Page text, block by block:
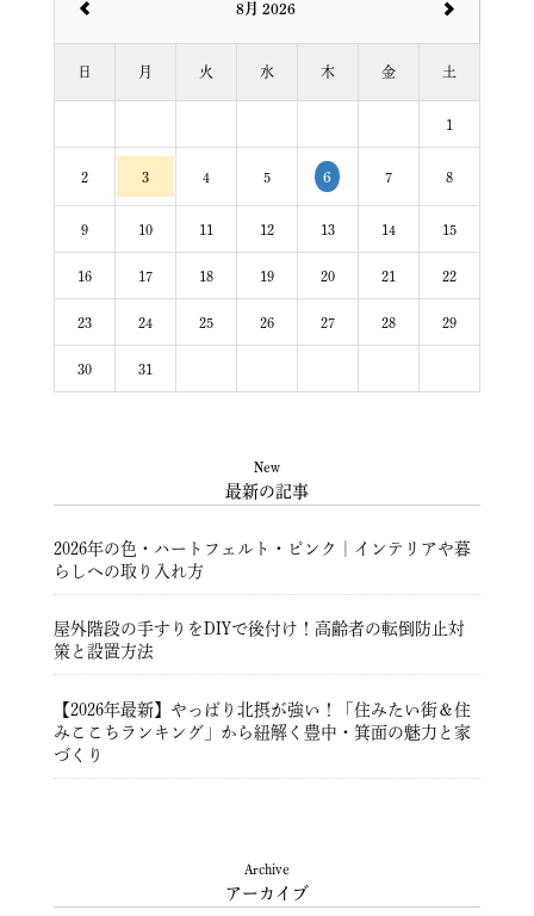
8月 2026
日 月 火 水 木 金 土
1
2 3 4 5 6 7 8
9 10 11 12 13 14 15
16 17 18 19 20 21 22
23 24 25 26 27 28 29
30 31
New
最新の記事
2026年の色・ハートフェルト・ピンク｜インテリアや暮
らしへの取り入れ方
屋外階段の手すりをDIYで後付け！高齢者の転倒防止対
策と設置方法
【2026年最新】やっぱり北摂が強い！「住みたい街＆住
みここちランキング」から紐解く豊中・箕面の魅力と家
づくり
Archive
アーカイブ